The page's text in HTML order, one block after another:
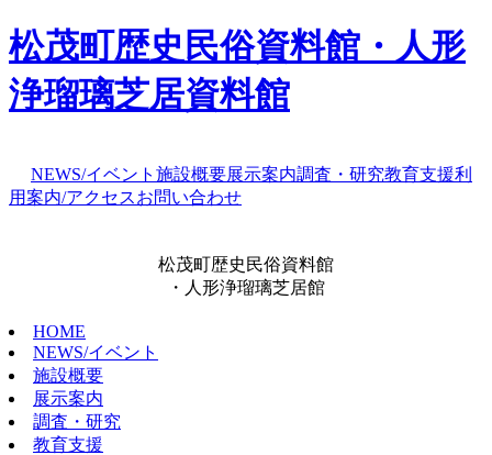
松茂町歴史民俗資料館・人形
浄瑠璃芝居資料館
NEWS/イベント 施設概要展示案内調査・研究教育支援利
用案内/アクセスお問い合わせ
松茂町歴史民俗資料館
・人形浄瑠璃芝居館
HOME
NEWS/イベント
施設概要
展示案内
調査・研究
教育支援